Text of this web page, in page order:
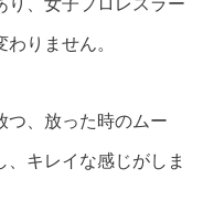
り、女子プロレスラー
りません。
つ、放った時のムー
キレイな感じがしま